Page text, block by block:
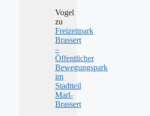
Vogel
zu
Freizeitpark
Brassert
–
Öffentlicher
Bewegungspark
im
Stadtteil
Marl-
Brassert